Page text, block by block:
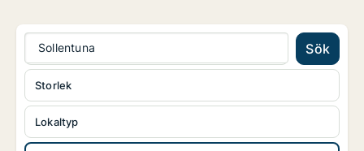
Sollentuna Sök
Lokaltyp
Storlek